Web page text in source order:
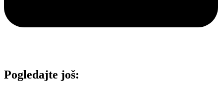
Pogledajte još: